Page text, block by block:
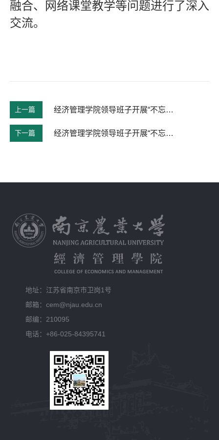
融合、网络课堂教学等问题进行了深入
交流。
上一篇 经济管理学院领导班子开展“不忘初心、牢记使命”主题教育第四次集中理论学习
下一篇 经济管理学院领导班子开展“不忘初心、牢记使命”主题教育第二次集中学习
地址：江苏省南京市卫岗1号
邮箱：cem@njau.edu.cn
邮编：210095
电话：+86-025-84395741